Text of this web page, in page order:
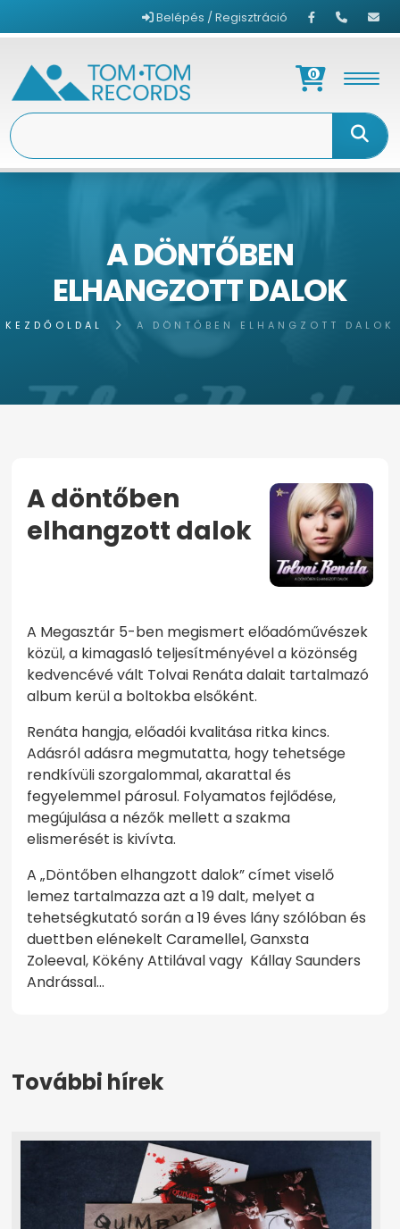
Belépés / Regisztráció
0
A DÖNTŐBEN
ELHANGZOTT DALOK
KEZDŐOLDAL A DÖNTŐBEN ELHANGZOTT DALOK
A döntőben
elhangzott dalok
A Megasztár 5-ben megismert előadóművészek
közül, a kimagasló teljesítményével a közönség
kedvencévé vált Tolvai Renáta dalait tartalmazó
album kerül a boltokba elsőként.
Renáta hangja, előadói kvalitása ritka kincs.
Adásról adásra megmutatta, hogy tehetsége
rendkívüli szorgalommal, akarattal és
fegyelemmel párosul. Folyamatos fejlődése,
megújulása a nézők mellett a szakma
elismerését is kivívta.
A „Döntőben elhangzott dalok” címet viselő
lemez tartalmazza azt a 19 dalt, melyet a
tehetségkutató során a 19 éves lány szólóban és
duettben elénekelt Caramellel, Ganxsta
Zoleeval, Kökény Attilával vagy Kállay Saunders
Andrással…
További hírek